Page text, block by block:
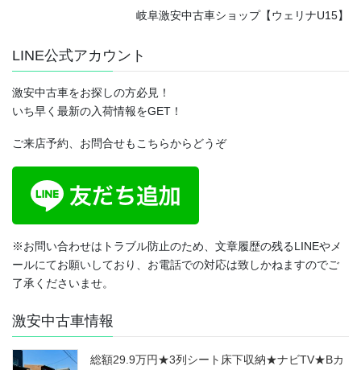
岐阜激安中古車ショップ【ウェリナU15】
LINE公式アカウント
激安中古車をお探しの方必見！
いち早く最新の入荷情報をGET！
ご来店予約、お問合せもこちらからどうぞ
※お問い合わせはトラブル防止のため、文章履歴の残るLINEやメ
ールにてお願いしており、お電話での対応は致しかねますのでご
了承くださいませ。
激安中古車情報
総額29.9万円★3列シート床下収納★ナビTV★Bカ